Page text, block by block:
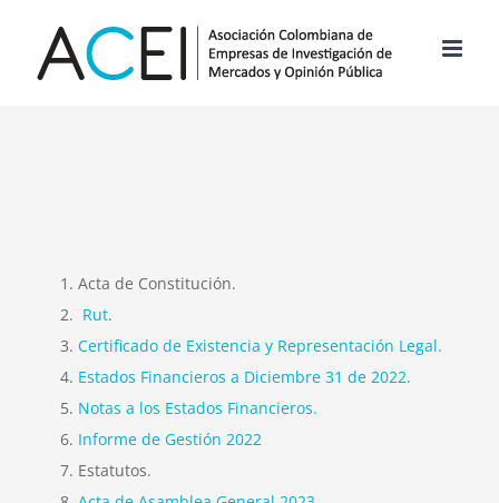
content
Acta de Constitución.
Rut.
Certificado de Existencia y Representación Legal.
Estados Financieros a Diciembre 31 de 2022.
Notas a los Estados Financieros.
Informe de Gestión 2022
Estatutos.